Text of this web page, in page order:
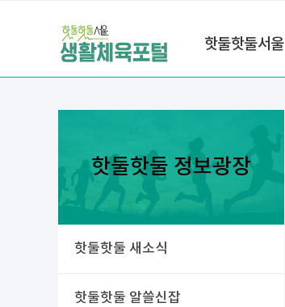
핫둘핫둘서울
핫둘핫둘 정보광장
핫둘핫둘 새소식
핫둘핫둘 알쓸신잡